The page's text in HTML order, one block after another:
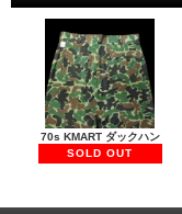
70s KMART ダックハン
SOLD OUT